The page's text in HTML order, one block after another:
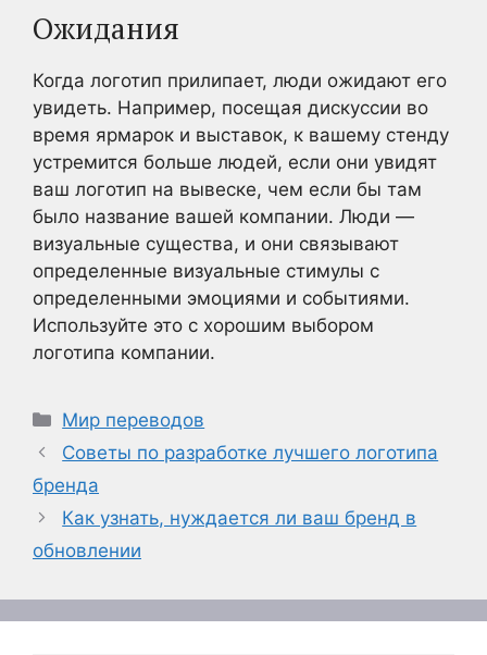
Ожидания
Когда логотип прилипает, люди ожидают его
увидеть. Например, посещая дискуссии во
время ярмарок и выставок, к вашему стенду
устремится больше людей, если они увидят
ваш логотип на вывеске, чем если бы там
было название вашей компании. Люди —
визуальные существа, и они связывают
определенные визуальные стимулы с
определенными эмоциями и событиями.
Используйте это с хорошим выбором
логотипа компании.
Рубрики
Мир переводов
Советы по разработке лучшего логотипа
бренда
Как узнать, нуждается ли ваш бренд в
обновлении